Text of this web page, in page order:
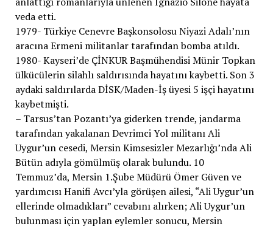
veda etti.
1979- Türkiye Cenevre Başkonsolosu Niyazi Adalı’nın
aracına Ermeni militanlar tarafından bomba atıldı.
1980- Kayseri’de ÇİNKUR Başmühendisi Münir Topkan
ülkücülerin silahlı saldırısında hayatını kaybetti. Son 3
aydaki saldırılarda DİSK/Maden-İş üyesi 5 işçi hayatını
kaybetmişti.
– Tarsus’tan Pozantı’ya giderken trende, jandarma
tarafından yakalanan Devrimci Yol militanı Ali
Uygur’un cesedi, Mersin Kimsesizler Mezarlığı’nda Ali
Bütün adıyla gömülmüş olarak bulundu. 10
Temmuz’da, Mersin 1.Şube Müdürü Ömer Güven ve
yardımcısı Hanifi Avcı’yla görüşen ailesi, “Ali Uygur’un
ellerinde olmadıkları” cevabını alırken; Ali Uygur’un
bulunması için yaplan eylemler sonucu, Mersin